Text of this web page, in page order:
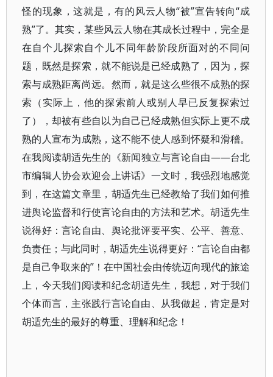
怪的现象，这就是，有的风云人物“被”宣告转向“成
熟”了。其实，某些风云人物在其成长过程中，完全是
在自个儿探索自个儿不同年龄阶段所面对的不同问
题，既然是探索，就不能说是已经成熟了，因为，探
索与成熟距离尚远。然而，就是这么些很不成熟的探
索（实际上，他的探索前人或别人早已反复探索过
了），却被有些自以为自己已经成熟但实际上更不成
熟的人宣布为成熟，这不能不使人感到怀疑和滑稽。
在我阅读胡适先生的《新闻独立与言论自由——台北
市编辑人协会欢迎会上讲话》一文时，我强烈地感觉
到，在这篇文章里，胡适先生已经教给了我们如何推
进舆论监督和行使言论自由的方法和艺术。胡适先生
说得好：言论自由、舆论批评要平实、公平、善意、
负责任；与此同时，胡适先生说得更好：“言论自由都
是自己争取来的”！在中国社会由传统迈向现代的旅途
上，今天我们阅读和纪念胡适先生，我想，对于我们
个体而言，主张践行言论自由、从我做起，肯定是对
胡适先生的最好的尊重、理解和纪念！